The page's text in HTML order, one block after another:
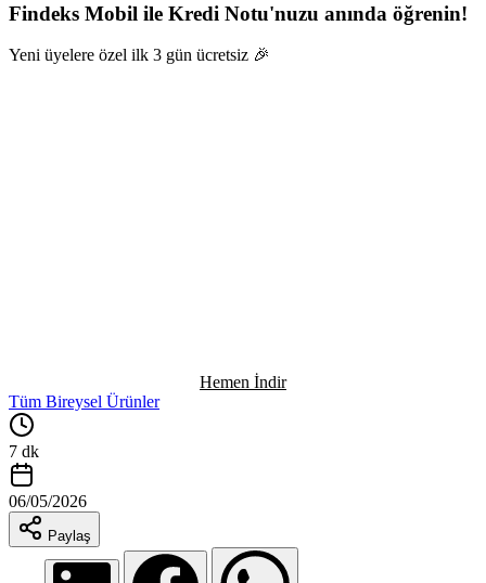
Findeks Mobil ile Kredi Notu'nuzu anında öğrenin!
Yeni üyelere özel ilk 3 gün ücretsiz 🎉
Hemen İndir
Tüm Bireysel Ürünler
7 dk
06/05/2026
Paylaş